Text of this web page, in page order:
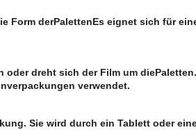
Form derPalettenEs eignet sich für
oder dreht sich der Film um diePaletten.
verwendet.
Sie wird durch ein Tablett oder